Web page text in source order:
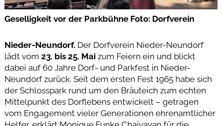
Geselligkeit vor der Parkbühne Foto: Dorfverein
Nieder-Neundorf. Der Dorfverein Nieder-Neundorf
lädt vom 23. bis 25. Maizum Feiern ein und blickt
dabei auf 60 Jahre Dorf- und Parkfest in Nieder-
Neundorf zurück. Seit dem ersten Fest 1965 habe sich
der Schlosspark rund um den Bräuteich zum echten
Mittelpunkt des Dorflebens entwickelt – getragen
vom Engagement vieler Generationen ehrenamtlicher